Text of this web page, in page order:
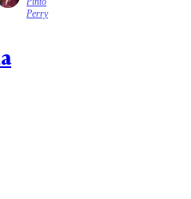
existentes en
el
Perry